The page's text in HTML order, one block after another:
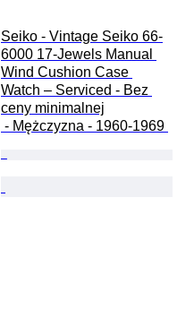
Seiko - Vintage Seiko 66-
6000 17-Jewels Manual
Wind Cushion Case
Watch – Serviced - Bez
ceny minimalnej
- Mężczyzna - 1960-1969